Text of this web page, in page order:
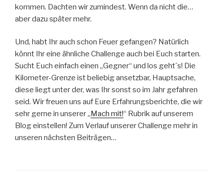
kommen. Dachten wir zumindest. Wenn da nicht die…
aber dazu später mehr.
Und, habt Ihr auch schon Feuer gefangen? Natürlich
könnt Ihr eine ähnliche Challenge auch bei Euch starten.
Sucht Euch einfach einen „Gegner“ und los geht´s! Die
Kilometer-Grenze ist beliebig ansetzbar, Hauptsache,
diese liegt unter der, was Ihr sonst so im Jahr gefahren
seid. Wir freuen uns auf Eure Erfahrungsberichte, die wir
sehr gerne in unserer „Mach mit!“ Rubrik auf unserem
Blog einstellen! Zum Verlauf unserer Challenge mehr in
unseren nächsten Beiträgen…